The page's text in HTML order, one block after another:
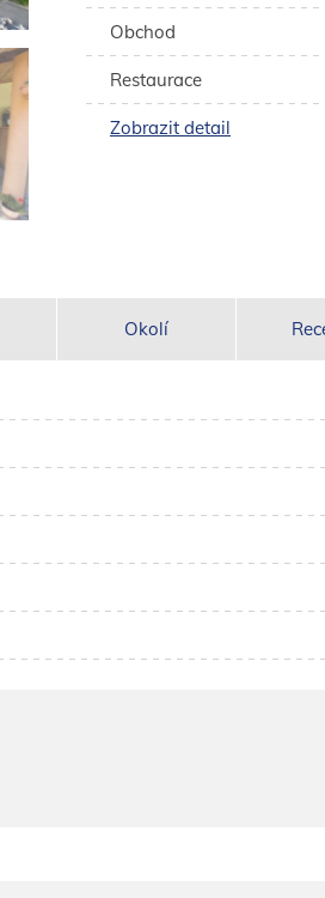
Obchod
Restaurace
Zobrazit detail
Okolí